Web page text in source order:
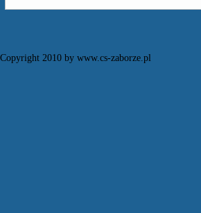
Copyright 2010 by www.cs-zaborze.pl